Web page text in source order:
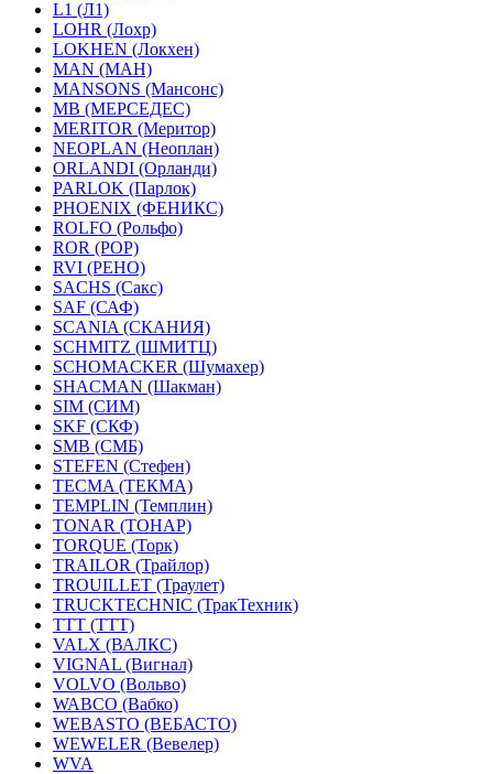
L1 (Л1)
LOHR (Лохр)
LOKHEN (Локхен)
MAN (МАН)
MANSONS (Мансонс)
MB (МЕРСЕДЕС)
MERITOR (Меритор)
NEOPLAN (Неоплан)
ORLANDI (Орланди)
PARLOK (Парлок)
PHOENIX (ФЕНИКС)
ROLFO (Рольфо)
ROR (РОР)
RVI (РЕНО)
SACHS (Сакс)
SAF (САФ)
SCANIA (СКАНИЯ)
SCHMITZ (ШМИТЦ)
SCHOMACKER (Шумахер)
SHACMAN (Шакман)
SIM (СИМ)
SKF (СКФ)
SMB (СМБ)
STEFEN (Стефен)
TECMA (ТЕКМА)
TEMPLIN (Темплин)
TONAR (ТОНАР)
TORQUE (Торк)
TRAILOR (Трайлор)
TROUILLET (Траулет)
TRUCKTECHNIC (ТракТехник)
TTT (ТТТ)
VALX (ВАЛКС)
VIGNAL (Вигнал)
VOLVO (Вольво)
WABCO (Вабко)
WEBASTO (ВЕБАСТО)
WEWELER (Вевелер)
WVA